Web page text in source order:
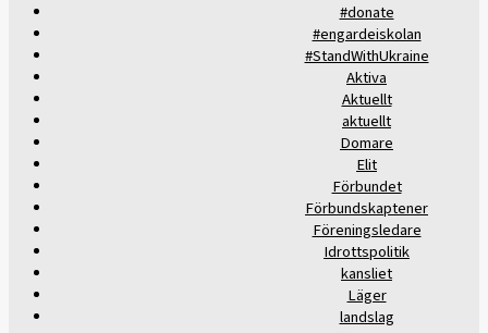
#donate
#engardeiskolan
#StandWithUkraine
Aktiva
Aktuellt
aktuellt
Domare
Elit
Förbundet
Förbundskaptener
Föreningsledare
Idrottspolitik
kansliet
Läger
landslag